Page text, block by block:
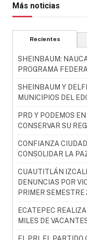
Más noticias
Recientes
SHEINBAUM:
PROGRAMA
SHEINBAUM Y
MUNICIPIOS DEL
PRD Y PODEMOS
CONSERVAR SU
CONFIANZA
CONSOLIDAR LA
CUAUTITLÁN
DENUNCIAS POR
PRIMER SEMESTRE
ECATEPEC
MILES DE